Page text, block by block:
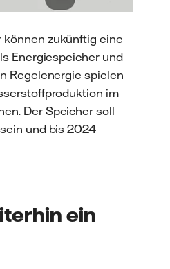
zukünftig eine
Energiespeicher und
Regelenergie spielen
im
Der Speicher soll
und bis 2024
ein